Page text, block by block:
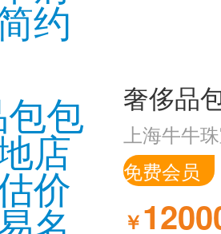
上海牛牛
免费会员
￥